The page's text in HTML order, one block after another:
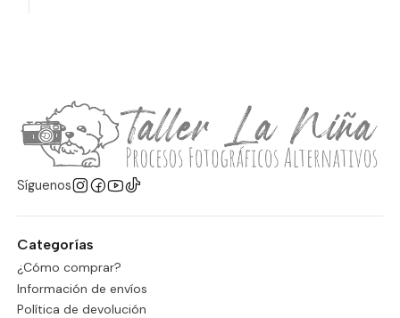
Síguenos
Categorías
¿Cómo comprar?
Información de envíos
Política de devolución